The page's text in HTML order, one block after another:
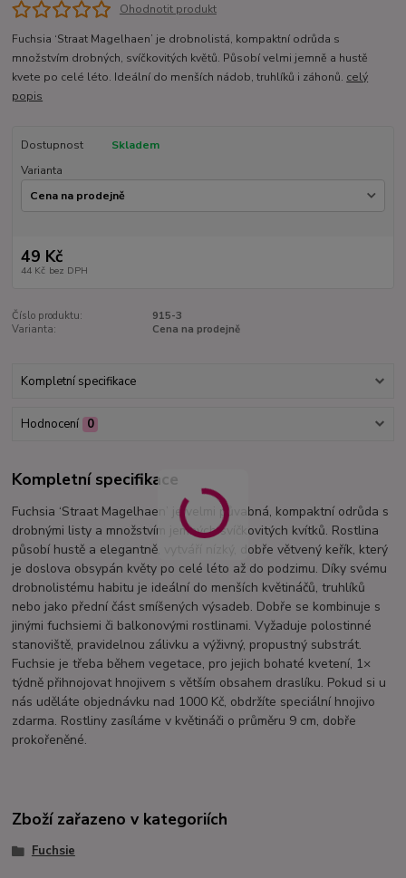
Ohodnotit produkt
Fuchsia ‘Straat Magelhaen’ je drobnolistá, kompaktní odrůda s
množstvím drobných, svíčkovitých květů. Působí velmi jemně a hustě
kvete po celé léto. Ideální do menších nádob, truhlíků i záhonů. celý
popis
Dostupnost
Skladem
Varianta
49 Kč
44 Kč bez DPH
Číslo produktu:
915-3
Varianta:
Cena na prodejně
Kompletní specifikace
Hodnocení 0
Kompletní specifikace
Fuchsia ‘Straat Magelhaen’ je velmi půvabná, kompaktní odrůda s
drobnými listy a množstvím jemných svíčkovitých kvítků. Rostlina
působí hustě a elegantně, vytváří nízký, dobře větvený keřík, který
je doslova obsypán květy po celé léto až do podzimu. Díky svému
drobnolistému habitu je ideální do menších květináčů, truhlíků
nebo jako přední část smíšených výsadeb. Dobře se kombinuje s
jinými fuchsiemi či balkonovými rostlinami. Vyžaduje polostinné
stanoviště, pravidelnou zálivku a výživný, propustný substrát.
Fuchsie je třeba během vegetace, pro jejich bohaté kvetení, 1×
týdně přihnojovat hnojivem s větším obsahem draslíku. Pokud si u
nás uděláte objednávku nad 1000 Kč, obdržíte speciální hnojivo
zdarma. Rostliny zasíláme v květináči o průměru 9 cm, dobře
prokořeněné.
Zboží zařazeno v kategoriích
Fuchsie